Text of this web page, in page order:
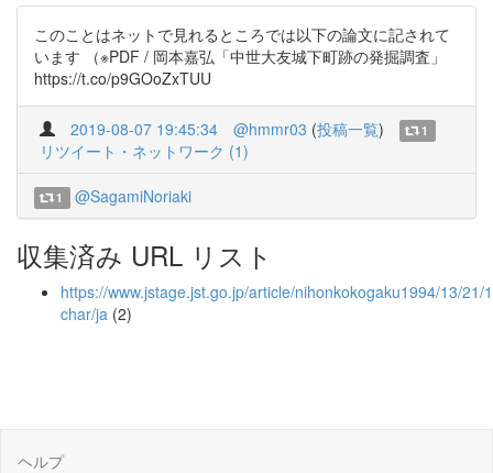
このことはネットで見れるところでは以下の論文に記されて
います （※PDF / 岡本嘉弘「中世大友城下町跡の発掘調査」
https://t.co/p9GOoZxTUU
2019-08-07 19:45:34 @hmmr03 (投稿一覧) 1
リツイート・ネットワーク (1)
1 @SagamiNoriaki
収集済み URL リスト
https://www.jstage.jst.go.jp/article/nihonkokogaku1994/13/21/
char/ja (2)
ヘルプ